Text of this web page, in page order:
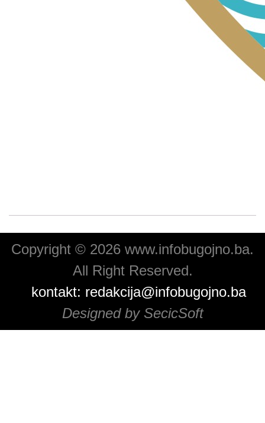
Copyright © 2026 www.infobugojno.ba.
All Right Reserved.
kontakt: redakcija@infobugojno.ba
Designed by SecicSoft